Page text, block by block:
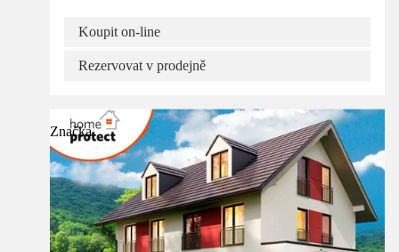
Koupit on-line
Rezervovat v prodejně
Značka